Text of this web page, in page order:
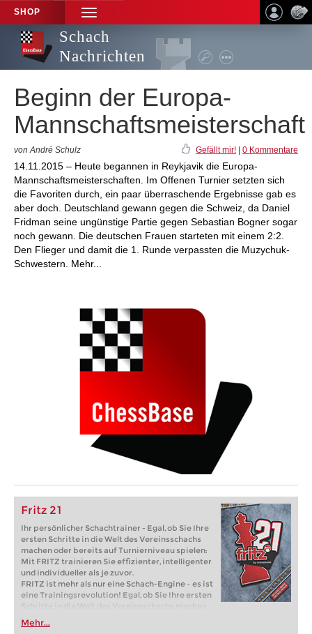
SHOP
TOGGLE
NAVIGATION
Schach
Nachrichten
Beginn der Europa-
Mannschaftsmeisterschaft
von André Schulz Gefällt mir! 0 Kommentare
14.11.2015 – Heute begannen in Reykjavik die Europa-
Mannschaftsmeisterschaften. Im Offenen Turnier setzten sich
die Favoriten durch, ein paar überraschende Ergebnisse gab es
aber doch. Deutschland gewann gegen die Schweiz, da Daniel
Fridman seine ungünstige Partie gegen Sebastian Bogner sogar
noch gewann. Die deutschen Frauen starteten mit einem 2:2.
Den Flieger und damit die 1. Runde verpassten die Muzychuk-
Schwestern. Mehr...
Fritz 21
Ihr persönlicher Schachtrainer - Egal, ob Sie Ihre
ersten Schritte in die Welt des Vereinsschachs
machen oder bereits auf Turnierniveau spielen:
Mit FRITZ trainieren Sie effizienter, intelligenter
und individueller als je zuvor.
FRITZ ist mehr als nur eine Schach-Engine – es ist
eine Trainingsrevolution! Egal, ob Sie Ihre ersten
Schritte in die Welt des Vereinsschachs machen
oder bereits auf Turnierniveau spielen: Mit
FRITZ trainieren Sie effizienter, intelligenter und
Mehr...